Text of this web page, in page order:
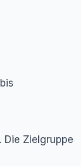
Die Zielgruppe